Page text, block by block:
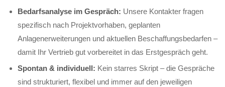
Bedarfsanalyse im Gespräch: Unsere Kontakter fragen
spezifisch nach Projektvorhaben, geplanten
Anlagenerweiterungen und aktuellen Beschaffungsbedarfen –
damit Ihr Vertrieb gut vorbereitet in das Erstgespräch geht.
Spontan & individuell: Kein starres Skript – die Gespräche
sind strukturiert, flexibel und immer auf den jeweiligen